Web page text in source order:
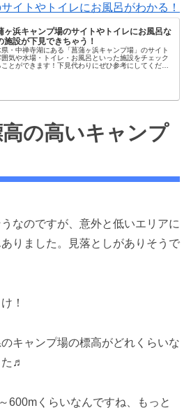
イトやトイレにお風呂がわかる！
ヶ浜キャンプ場のサイトやトイレにお風呂な
施設が下見できちゃう！
県・中禅寺湖にある「菖蒲ヶ浜キャンプ場」のサイト
囲気や水場・トイレ・お風呂といった施設をチェック
ことができます！下見代わりにぜひ参考にしてくださ
の高いキャンプ
なのですが、意外と低いエリアに
りました。見落としがありそうで
！
キャンプ場の標高がどれくらいな
♬
600mくらいなんですね、もっと